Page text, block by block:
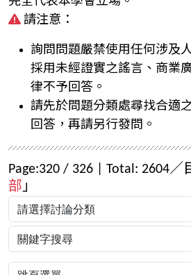
請注意：
詢問問題嚴禁使用任何涉及
採用未經證實之謠言、商業
律不予回答。
請先於問題分類處尋找合適
回答，再請另行發問。
Page:320 / 326 | Total: 2604／
部」